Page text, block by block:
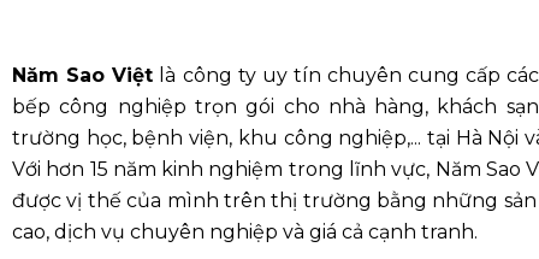
Năm Sao Việt là công ty uy tín chuyên cung cấp
bếp công nghiệp trọn gói cho nhà hàng, khách
trường học, bệnh viện, khu công nghiệp,... tại Hà Nội
Với hơn 15 năm kinh nghiệm trong lĩnh vực, Năm Sao
được vị thế của mình trên thị trường bằng những
cao, dịch vụ chuyên nghiệp và giá cả cạnh tranh.